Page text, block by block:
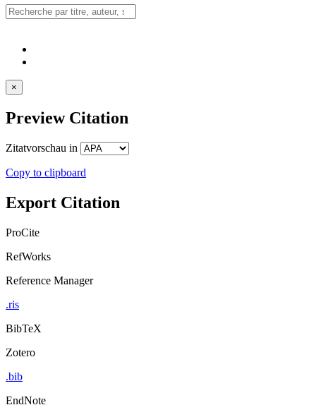
×
Preview Citation
Zitatvorschau in
Copy to clipboard
Export Citation
ProCite
RefWorks
Reference Manager
.ris
BibTeX
Zotero
.bib
EndNote